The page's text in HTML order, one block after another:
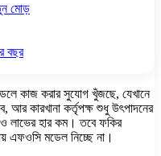
মোড়
বছর
কাজ করার সুযোগ খুঁজছে, যেখানে
আর কারখানা কর্তৃপক্ষ শুধু উৎপাদনের
লাভের হার কম। তবে ফকির
এফওসি মডেল নিচ্ছে না।